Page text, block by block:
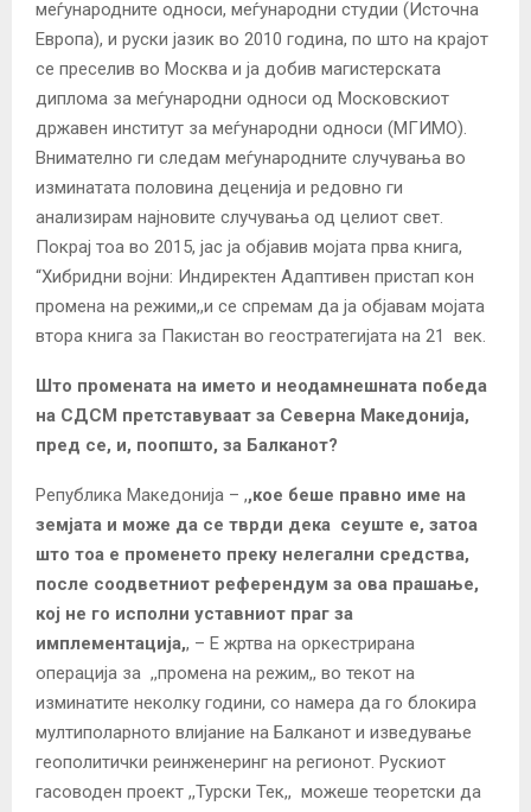
меѓународните односи, меѓународни студии (Источна
Европа), и руски јазик во 2010 година, по што на крајот
се преселив во Москва и ја добив магистерската
диплома за меѓународни односи од Московскиот
државен институт за меѓународни односи (МГИМО).
Внимателно ги следам меѓународните случувања во
изминатата половина деценија и редовно ги
анализирам најновите случувања од целиот свет.
Покрај тоа во 2015, јас ја објавив мојата прва книга,
“Хибридни војни: Индиректен Адаптивен пристап кон
промена на режими,,и се спремам да ја објавам мојата
втора книга за Пакистан во геостратегијата на 21 век.
Што промената на името и неодамнешната победа
на СДСМ претставуваат за Северна Македонија,
пред се, и, поопшто, за Балканот?
Република Македонија – ,,кое беше правно име на
земјата и може да се тврди дека сеуште е, затоа
што тоа е променето преку нелегални средства,
после соодветниот референдум за ова прашање,
кој не го исполни уставниот праг за
имплементација,, – Е жртва на оркестрирана
операција за ,,промена на режим,, во текот на
изминатите неколку години, со намера да го блокира
мултиполарното влијание на Балканот и изведување
геополитички реинженеринг на регионот. Рускиот
гасоводен проект ,,Турски Тек,, можеше теоретски да